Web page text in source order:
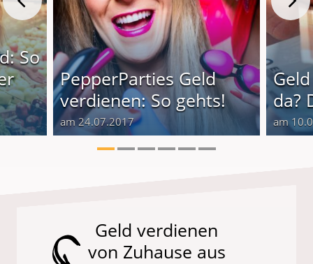
So
PepperParties Geld
verdienen: So gehts!
am 24.07.2017
da?
am
Geld verdienen
von Zuhause aus